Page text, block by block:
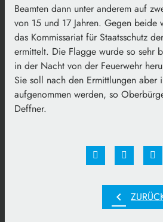
Beamten dann unter anderem auf
von 15 und 17 Jahren. Gegen
das Kommissariat für Staatsschutz
ermittelt. Die Flagge wurde so sehr
in der Nacht von der Feuerwehr
Sie soll nach den Ermittlungen aber
aufgenommen werden, so
Deffner.
chevron_left